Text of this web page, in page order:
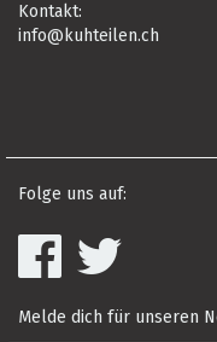
Kontakt:
info@kuhteilen.ch
Folge uns auf:
Melde dich für unseren